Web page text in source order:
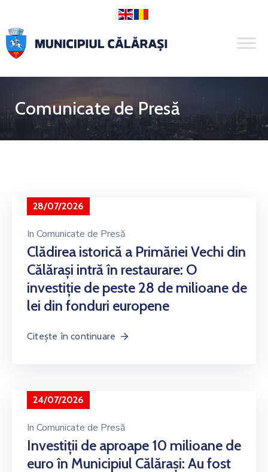
Comunicate de Presă
28/07/2026
In Comunicate de Presă
Clădirea istorică a Primăriei Vechi din
Călărași intră în restaurare: O
investiție de peste 28 de milioane de
lei din fonduri europene
Citește în continuare
24/07/2026
In Comunicate de Presă
Investiții de aproape 10 milioane de
euro în Municipiul Călărași: Au fost